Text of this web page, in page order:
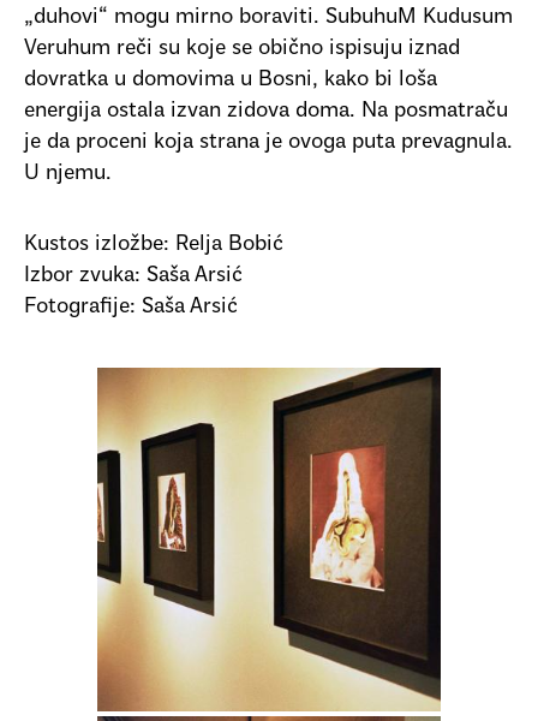
„duhovi“ mogu mirno boraviti. SubuhuM Kudusum
Veruhum reči su koje se obično ispisuju iznad
dovratka u domovima u Bosni, kako bi loša
energija ostala izvan zidova doma. Na posmatraču
je da proceni koja strana je ovoga puta prevagnula.
U njemu.
Kustos izložbe: Relja Bobić
Izbor zvuka: Saša Arsić
Fotografije: Saša Arsić